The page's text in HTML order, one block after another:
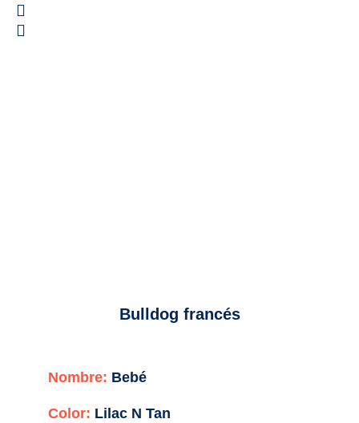
Bulldog francés
Nombre: Bebé
Color: Lilac N Tan